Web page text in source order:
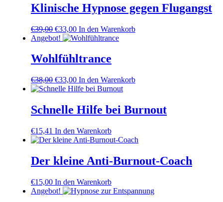
Klinische Hypnose gegen Flugangst
€39,00 Ursprünglicher
Preis
€39,00
€33,00Aktueller
Preis
€33,00.
In den Warenkorb
Angebot!
Wohlfühltrance
€38,00 Ursprünglicher
Preis
€38,00
€33,00Aktueller
Preis
€33,00.
In den Warenkorb
Schnelle Hilfe bei Burnout
€15,41 In den Warenkorb
Der kleine Anti-Burnout-Coach
€15,00 In den Warenkorb
Angebot!